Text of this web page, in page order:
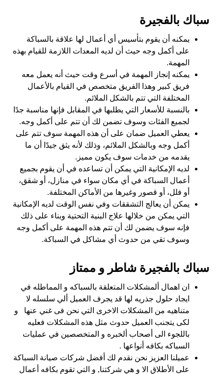
سباك بالفجيرة
يمكنه أن يقوم بتأسيس أي أعمال لها علاقة بالسباكة
على أكمل وجه حيث أن لديه المعدات اللازمة للقيام بهذه
المهمة.
يمكنه إنجاز المهمة في أسرع وقت حيث أنه يعمل معه
فريق كبير وهذا الفريق متخصص في القيام بالأعمال
المختلفة التي تتم بالشكل الملائم.
بالنسبة للأسعار التي يطلبها في المقابل فإنها مناسبة جدًا
لجميع الفئات وسوف تضمن لك أن تتم على أكمل وجه.
يعطي العميل ضمان على أن هذه المهمة سوف تتم على
أكمل وجه وبالشكل الملائم، وذلك لأنه يثق جيدًا أن ما
يقدمه من خدمات سوف يكون مميز.
لديه الإمكانية التي يمكن أن تساعده في أن يقوم بجميع
أعمال السباكة في أي مكان سواء في منازل، أو شقق،
أو فلل، أو قصور وغيرها من الأماكن المختلفة.
يمكن أن يعالج التشققات وفي نفس الوقت لديه الإمكانية
التي يمكن من خلالها علاج البنية التحتية وبناء على ذلك
فإنه سوف يضمن لك أن تتم هذه المهمة على أكمل وجه
وسوف تقي من حدوث أي مشاكل في السباكة.
سباك بالفجيرة شاطر و ممتاز
ان اهمال ألمشكلات المتعلقة بالسباكه و المماطله في
ايجاد حلول جذريه لها قد يجرف العميل ألي سلسله لا
متناهيه من المشكلات الاخرى التي نحن فى غني عنها و
لكى يتجنب العميل حدوث مثل هذه المشكلات فعليه
باللجوء الى أصحاب ألخبره و المتخصصين في عمليات
السباكه بكافه أنواعها .
عميلنا العزيز نحن نقدم لك أفضل شركات صيانة السباكة
على الأطلاق الا و هي شركتنا, و التي تقوم بكافه أعمال